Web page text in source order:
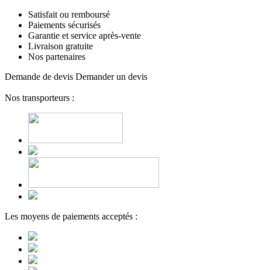
Satisfait ou remboursé
Paiements sécurisés
Garantie et service après-vente
Livraison gratuite
Nos partenaires
Demande de devis Demander un devis
Nos transporteurs :
Les moyens de paiements acceptés :